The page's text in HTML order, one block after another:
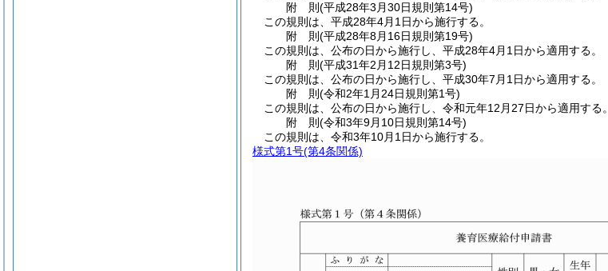
附 則(平成28年3月30日規則第14号)
この規則は、平成28年4月1日から施行する。
附 則(平成28年8月16日規則第19号)
この規則は、公布の日から施行し、平成28年4月1日から適用する。
附 則(平成31年2月12日規則第3号)
この規則は、公布の日から施行し、平成30年7月1日から適用する。
附 則(令和2年1月24日規則第1号)
この規則は、公布の日から施行し、令和元年12月27日から適用する。
附 則(令和3年9月10日規則第14号)
この規則は、令和3年10月1日から施行する。
様式第1号(第4条関係)